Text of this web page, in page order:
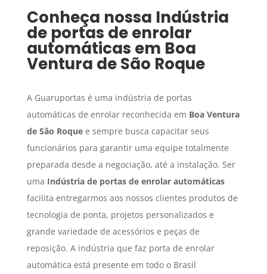
Conheça nossa Indústria
de portas de enrolar
automáticas em Boa
Ventura de São Roque
A Guaruportas é uma indústria de portas
automáticas de enrolar reconhecida em Boa Ventura
de São Roquee sempre busca capacitar seus
funcionários para garantir uma equipe totalmente
preparada desde a negociação, até a instalação. Ser
uma Indústria de portas de enrolar automáticas
facilita entregarmos aos nossos clientes produtos de
tecnologia de ponta, projetos personalizados e
grande variedade de acessórios e peças de
reposição. A indústria que faz porta de enrolar
automática está presente em todo o Brasil